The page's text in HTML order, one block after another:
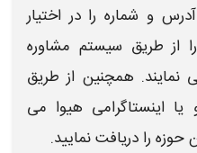
و شماره​را در اختیار
طریق سیستم مشاوره
همچنین از طریق
هیوا می
را دریافت نمایید.